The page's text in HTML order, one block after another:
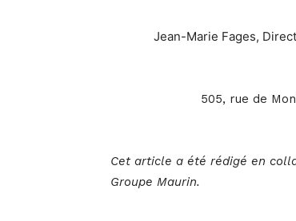
Jean-Marie Fages,
505, rue de
Cet article a été rédigé en
Groupe Maurin.